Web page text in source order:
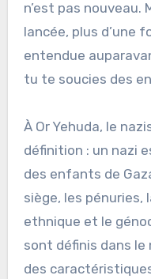
n’est pas nouveau.
lancée, plus d’une
entendue
tu te soucies des
À Or Yehuda, le
définition : un nazi
des enfants de
siège, les
ethnique et le
sont définis dans
des